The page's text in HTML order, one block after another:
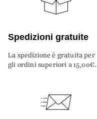
Spedizioni gratuite
La spedizione è gratuita per
gli ordini superiori a 15,00€.